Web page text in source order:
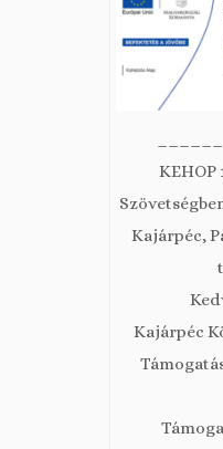
KEHOP
Kajárpéc,
Kajárpéc